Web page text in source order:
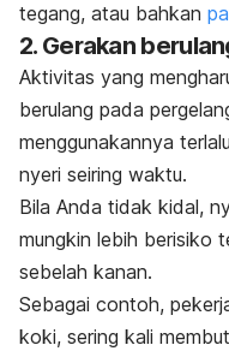
tegang, atau bahkan
2. Gerakan
Aktivitas yang
berulang pada
menggunakannya
nyeri seiring waktu.
Bila Anda tidak kidal,
mungkin lebih berisiko
sebelah kanan.
Sebagai contoh,
koki, sering kali